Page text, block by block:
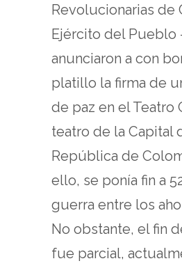
Revolucionarias de
Ejército del Pueblo
anunciaron a con
platillo la firma de
de paz en el Teatro
teatro de la Capital
República de
ello, se ponía fin a
guerra entre los
No obstante, el fin
fue parcial,